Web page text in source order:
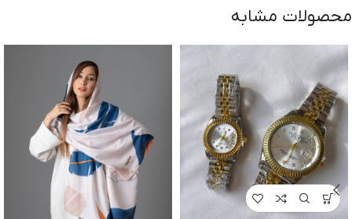
محصولات مشابه